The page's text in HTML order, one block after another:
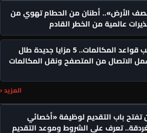
الأرض».. أطنان من الحطام تهوي من
عالمية من الخطر القادم
واتساب يقلب قواعد المكالمات.. 5 مزايا جديدة طال
الاتصال من المتصفح ونقل المكالمات
المزيد ‹
تفتح باب التقديم لوظيفة «أخصائي
تعرف على الشروط وموعد التقديم